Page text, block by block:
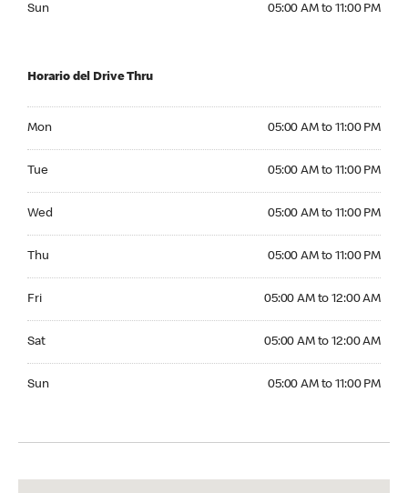
Sun 05:00 AM to 11:00 PM
Horario del Drive Thru
Mon 05:00 AM to 11:00 PM
Tue 05:00 AM to 11:00 PM
Wed 05:00 AM to 11:00 PM
Thu 05:00 AM to 11:00 PM
Fri 05:00 AM to 12:00 AM
Sat 05:00 AM to 12:00 AM
Sun 05:00 AM to 11:00 PM